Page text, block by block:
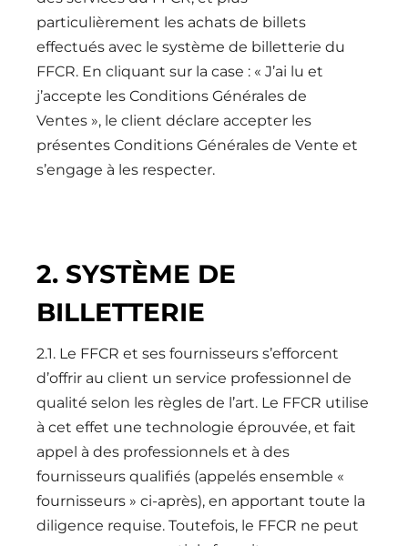
particulièrement les achats de billets
effectués avec le système de billetterie du
FFCR. En cliquant sur la case : « J’ai lu et
j’accepte les Conditions Générales de
Ventes », le client déclare accepter les
présentes Conditions Générales de Vente et
s’engage à les respecter.
2. SYSTÈME DE
BILLETTERIE
2.1. Le FFCR et ses fournisseurs s’efforcent
d’offrir au client un service professionnel de
qualité selon les règles de l’art. Le FFCR utilise
à cet effet une technologie éprouvée, et fait
appel à des professionnels et à des
fournisseurs qualifiés (appelés ensemble «
fournisseurs » ci-après), en apportant toute la
diligence requise. Toutefois, le FFCR ne peut